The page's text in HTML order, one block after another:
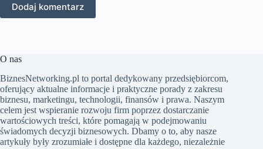
Dodaj komentarz
O nas
BiznesNetworking.pl to portal dedykowany przedsiębiorcom,
oferujący aktualne informacje i praktyczne porady z zakresu
biznesu, marketingu, technologii, finansów i prawa. Naszym
celem jest wspieranie rozwoju firm poprzez dostarczanie
wartościowych treści, które pomagają w podejmowaniu
świadomych decyzji biznesowych. Dbamy o to, aby nasze
artykuły były zrozumiałe i dostępne dla każdego, niezależnie